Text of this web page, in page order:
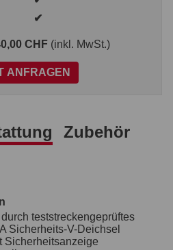
✔
CHF (inkl. MwSt.)
ANFRAGEN
Zubehör
teststreckengeprüftes
Sicherheits-V-Deichsel
Sicherheitsanzeige